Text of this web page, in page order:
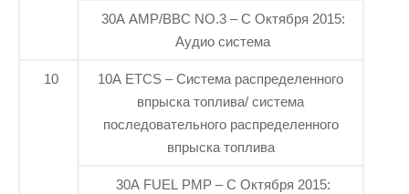
30A AMP/BBC NO.3 – С Октября 2015:
Аудио система
10
10A ETCS – Система распределенного
впрыска топлива/ система
последовательного распределенного
впрыска топлива
30A FUEL PMP – С Октября 2015: